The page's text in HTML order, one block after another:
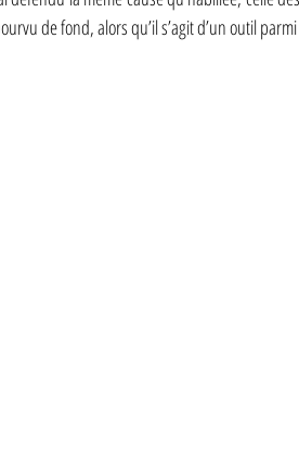
de fond, alors qu’il s’agit d’un outil